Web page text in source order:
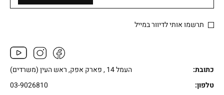
תרשמו אותי לדיוור במייל
כתובת:
העמל 14 , פארק אפק, ראש העין (משרדים)
טלפון:
03-9026810